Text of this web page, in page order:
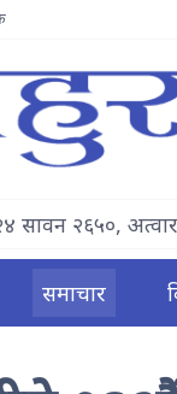
सावन २६५०,
समाचार